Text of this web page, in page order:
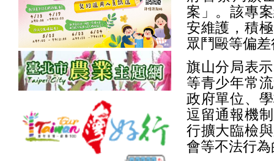
案」。該專
安維護，積
眾鬥毆等偏
旗山分局表
等青少年常
政府單位、
逗留通報機
行擴大臨檢
會等不法行